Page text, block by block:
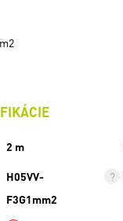
2 m
H05VV-
F3G1mm2